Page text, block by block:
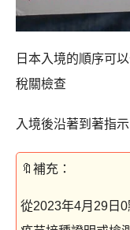
日本入境的順序可
稅關檢查
入境後沿著到著指
從2023年4月29日